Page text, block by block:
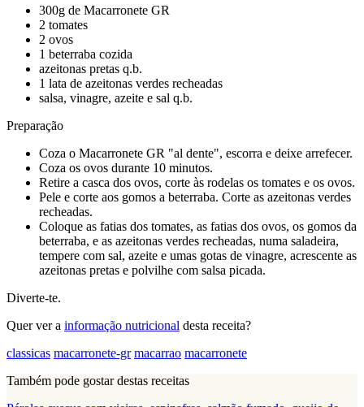
300g de Macarronete GR
2 tomates
2 ovos
1 beterraba cozida
azeitonas pretas q.b.
1 lata de azeitonas verdes recheadas
salsa, vinagre, azeite e sal q.b.
Preparação
Coza o Macarronete GR "al dente", escorra e deixe arrefecer.
Coza os ovos durante 10 minutos.
Retire a casca dos ovos, corte às rodelas os tomates e os ovos.
Pele e corte aos gomos a beterraba. Corte as azeitonas verdes
recheadas.
Coloque as fatias dos tomates, as fatias dos ovos, os gomos da
beterraba, e as azeitonas verdes recheadas, numa saladeira,
tempere com sal, azeite e umas gotas de vinagre, acrescente as
azeitonas pretas e polvilhe com salsa picada.
Diverte-te.
Quer ver a informação nutricional desta receita?
classicas macarronete-gr macarrao macarronete
Também pode gostar destas receitas